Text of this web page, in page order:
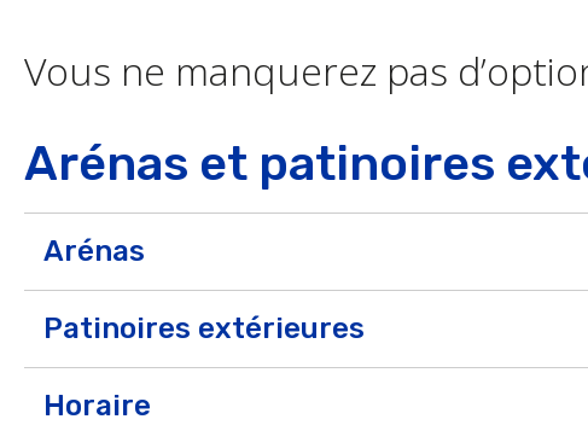
Vous ne manquerez pas
Arénas et patinoires
Arénas
Patinoires extérieures
Horaire